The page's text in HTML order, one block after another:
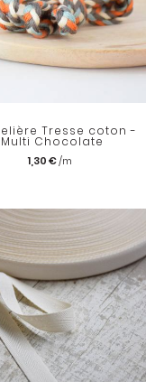
Tresse coton -
Multi Chocolate
1,30 €